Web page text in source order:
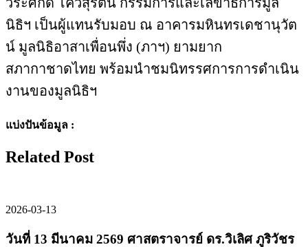
นิธิฯ เป็นผู้แทนรับมอบ ณ อาคารมหินทรเดชานุวัต
น์ มูลนิธิอาสาเพื่อนพึ่ง (ภาฯ) ยามยาก
สภากาชาดไทย พร้อมนำชมนิทรรศการการดำเนิน
งานของมูลนิธิฯ
แบ่งปันข้อมูล :
Related Post
2026-03-13
วันที่ 13 มีนาคม 2569 ศาสตราจารย์ ดร.วิเลิศ ภูริวัชร